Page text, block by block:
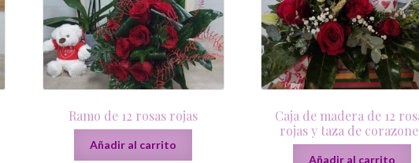
Ramo de 12 rosas rojas
Añadir al carrito
Caja de madera de 12
rojas y taza de
Añadir al carrito